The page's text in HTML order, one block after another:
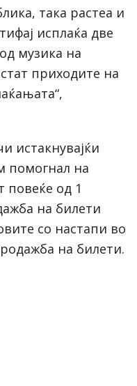
така растеа и
исплаќа две
музика на
приходите на
истакнувајќи
помогнал на
повеќе од 1
на билети
со настапи во
на билети.